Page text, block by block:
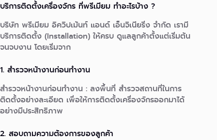
บริการติดตั้งเครื่องจักร ที่พรีเมียม ทำอะไรบ้าง ?
บริษัท พรีเมียม อิควิปเม้นท์ แอนด์ เอ็นจิเนียริ่ง จำกัด เรามี
บริการติดตั้ง (Installation) ให้ครบ ดูแลลูกค้าตั้งแต่เริ่มต้น
จนจบงาน โดยเริ่มจาก
1. สำรวจหน้างานก่อนทำงาน
สำรวจหน้างานก่อนทำงาน : ลงพื้นที่ สำรวจสถานที่ในการ
ติดตั้งอย่างละเอียด เพื่อให้การติดตั้งเครื่องจักรออกมาได้
อย่างมีประสิทธิภาพ
2. สอบถามความต้องการของลูกค้า